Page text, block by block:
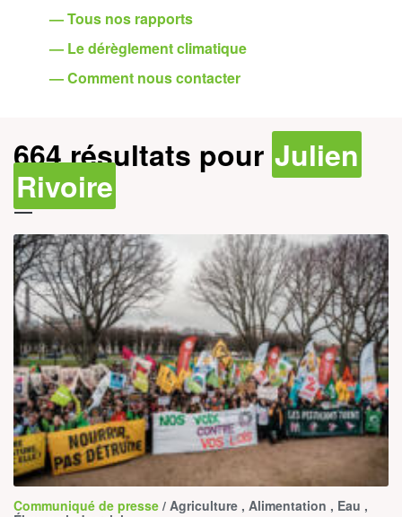
— Tous nos rapports
— Le dérèglement climatique
— Comment nous contacter
664 résultats pour Julien
Rivoire
Communiqué de presse / Agriculture , Alimentation , Eau ,